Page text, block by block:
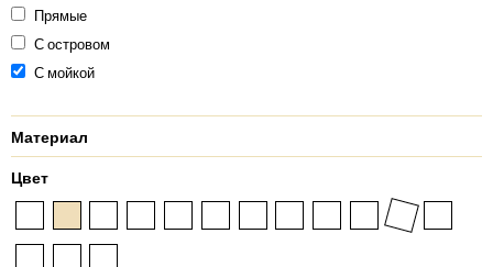
Прямые
С островом
С мойкой
Материал
Цвет